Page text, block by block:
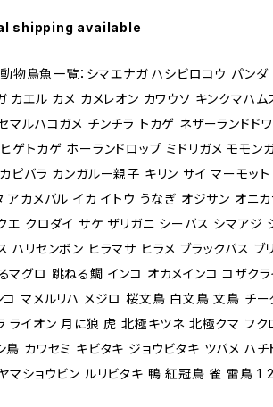
shipping available
物鳥魚一覧：シマエナガ ハシビロコウ パン
カエル カメ カメレオン カワウソ キンクマハ
マルハコガメ チンチラ トカゲ ネザーランドド
ヒゲトカゲ ホーランドロップ ミドリガメ モモ
ピバラ カンガルー親子 キリン サイ マーモッ
アカメバル イカ イトウ うなぎ オジサン オニ
エ クロダイ サケ ザリガニ シーバス シマアジ
ハリセンボン ヒラマサ ヒラメ ブラックバス
マグロ 跳ねる鯛 インコ オカメインコ コザク
コ マメルリハ メジロ 桜文鳥 白文鳥 文鳥 チー
ライオン 月に狼 虎 北極キツネ 北極クマ フク
鳥 カワセミ キビタキ ジョウビタキ ツバメ ハ
マショウビン ルリビタキ 鴨 紅冠鳥 雀 雷鳥